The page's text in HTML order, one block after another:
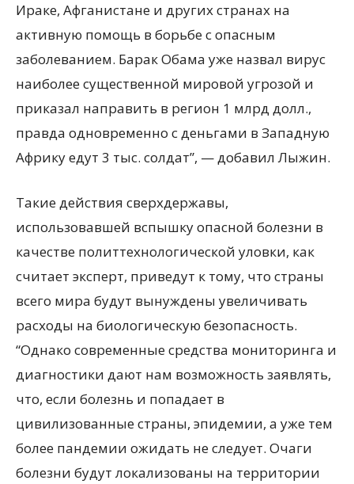
Ираке, Афганистане и других странах на
активную помощь в борьбе с опасным
заболеванием. Барак Обама уже назвал вирус
наиболее существенной мировой угрозой и
приказал направить в регион 1 млрд долл.,
правда одновременно с деньгами в Западную
Африку едут 3 тыс. солдат”, — добавил Лыжин.
Такие действия сверхдержавы,
использовавшей вспышку опасной болезни в
качестве политтехнологической уловки, как
считает эксперт, приведут к тому, что страны
всего мира будут вынуждены увеличивать
расходы на биологическую безопасность.
“Однако современные средства мониторинга и
диагностики дают нам возможность заявлять,
что, если болезнь и попадает в
цивилизованные страны, эпидемии, а уже тем
более пандемии ожидать не следует. Очаги
болезни будут локализованы на территории